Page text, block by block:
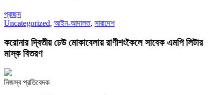
প্রচ্ছদ
Uncategorized, আইন-আদালত, সারাদেশ
করোনার দ্বিতীয় ঢেউ মোকাবেলায় রাণীশংকৈলে সাবেক এমপি লিটার
মাস্ক বিতরণ
নিজস্ব প্রতিবেদক